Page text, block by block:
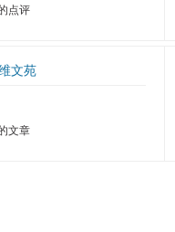
点评
文苑
文章